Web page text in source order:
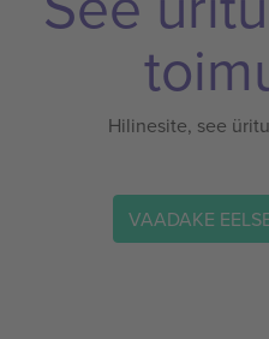
Hilinesite, see
VAADAKE